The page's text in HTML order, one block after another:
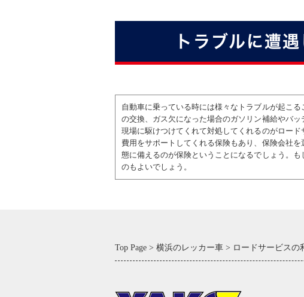
トラブルに遭
自動車に乗っている時には様々なトラブルが起こ
の交換、ガス欠になった場合のガソリン補給やバ
現場に駆けつけてくれて対処してくれるのがロー
費用をサポートしてくれる保険もあり、保険会社
態に備えるのが保険ということになるでしょう。
のもよいでしょう。
Top Page 横浜のレッカー車 ロードサービスの